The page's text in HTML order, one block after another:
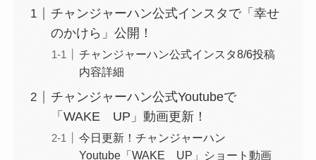
チャンジャーハン公式インスタで「幸せ
のかけら」公開！
チャンジャーハン公式インスタ8/6投稿
内容詳細
チャンジャーハン公式Youtubeで
「WAKE UP」動画更新！
今日更新！チャンジャーハン
Youtube「WAKE UP」ショート動画